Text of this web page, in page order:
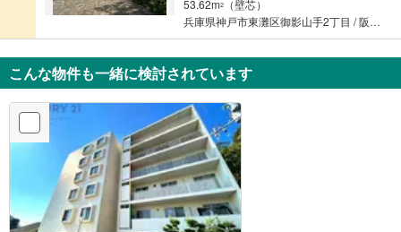
53.62m2
（壁芯）
兵庫県神戸市東灘区御影山手2丁目 / 阪急神戸本線 「御影」駅 徒歩7分
こんな物件も一緒に検討されています